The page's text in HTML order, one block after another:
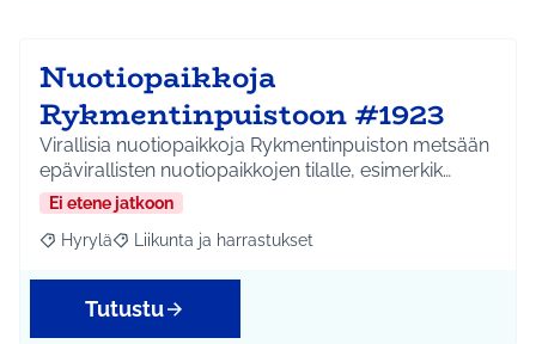
Nuotiopaikkoja
Rykmentinpuistoon #1923
Virallisia nuotiopaikkoja Rykmentinpuiston metsään
epävirallisten nuotiopaikkojen tilalle, esimerkik…
Ei etene jatkoon
Rajaa tulokset aihepiirin mukaan: Hyrylä
Hyrylä Rajaa tulokset teeman mukaan: Liikunta ja
Liikunta ja harrastukset
Tutustu